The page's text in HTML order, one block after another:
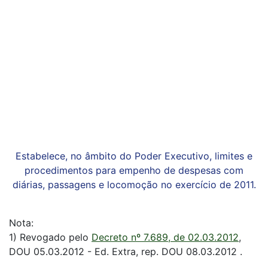
Estabelece, no âmbito do Poder Executivo, limites e
procedimentos para empenho de despesas com
diárias, passagens e locomoção no exercício de 2011.
Nota:
1) Revogado pelo Decreto nº 7.689, de 02.03.2012,
DOU 05.03.2012 - Ed. Extra, rep. DOU 08.03.2012 .